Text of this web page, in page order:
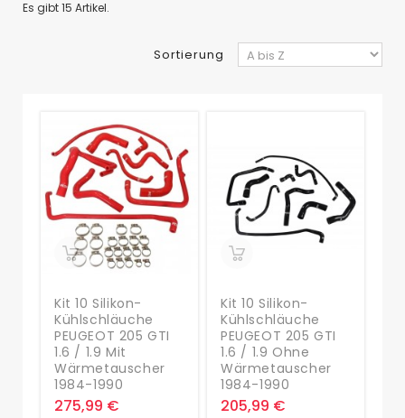
Es gibt 15 Artikel.
Sortierung
Kit 10 Silikon-
Kühlschläuche
PEUGEOT 205 GTI
1.6 / 1.9 Mit
Wärmetauscher
1984-1990
275,99 €
Kit 10 Silikon-
Kühlschläuche
PEUGEOT 205 GTI
1.6 / 1.9 Ohne
Wärmetauscher
1984-1990
205,99 €